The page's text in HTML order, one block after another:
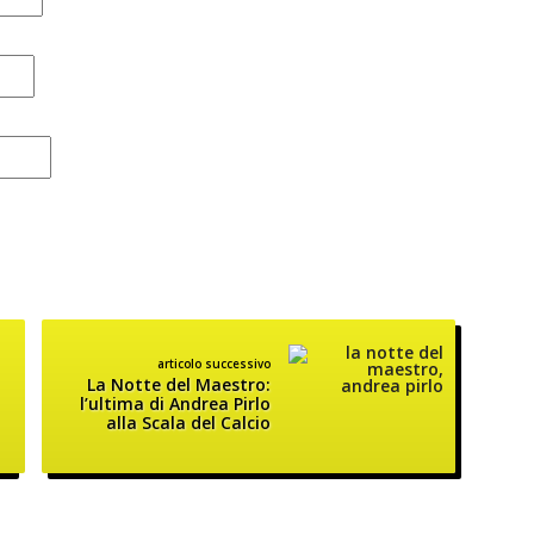
articolo successivo
La Notte del Maestro:
l’ultima di Andrea Pirlo
alla Scala del Calcio